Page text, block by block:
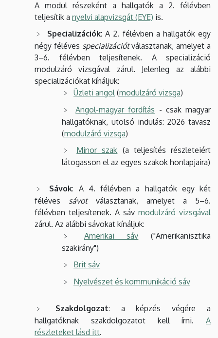
A modul részeként a hallgatók a 2. félévben
teljesítik a nyelvi alapvizsgát (EYE) is.
Specializációk: A 2. félévben a hallgatók egy
négy féléves specializációtválasztanak, amelyet a
3–6. félévben teljesítenek. A specializáció
modulzáró vizsgával zárul. Jelenleg az alábbi
specializációkat kínáljuk:
Üzleti angol(modulzáró vizsga)
Angol-magyar fordítás - csak magyar
hallgatóknak, utolsó indulás: 2026 tavasz
(modulzáró vizsga)
Minor szak (a teljesítés részleteiért
látogasson el az egyes szakok honlapjaira)
Sávok: A 4. félévben a hallgatók egy két
féléves sávot választanak, amelyet a 5–6.
félévben teljesítenek. A sáv modulzáró vizsgával
zárul. Az alábbi sávokat kínáljuk:
Amerikai sáv ("Amerikanisztika
szakirány")
Brit sáv
Nyelvészet és kommunikáció sáv
Szakdolgozat: a képzés végére a
hallgatóknak szakdolgozatot kell írni. A
részleteket lásd itt.